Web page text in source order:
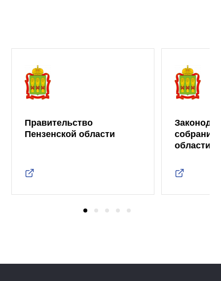
Правительство
Пензенской области
собрание
области